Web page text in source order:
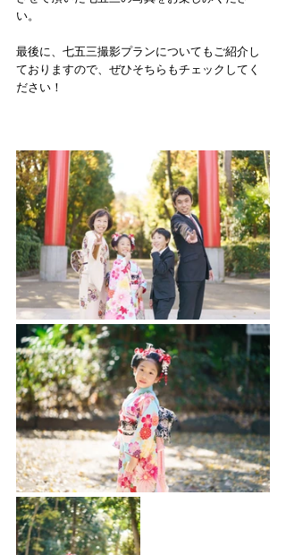
い。
最後に、七五三撮影プランについてもご紹介し
ておりますので、ぜひそちらもチェックしてく
ださい！